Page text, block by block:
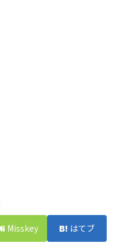
Misskey はてブ